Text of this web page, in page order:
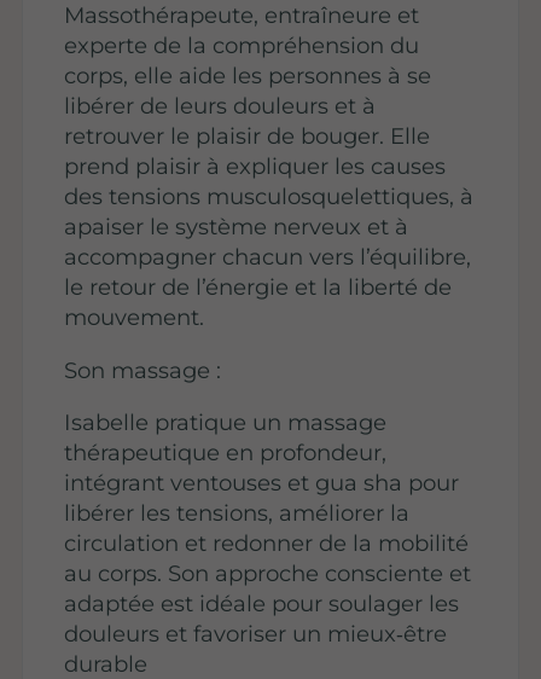
Massothérapeute, entraîneure et
experte de la compréhension du
corps, elle aide les personnes à se
libérer de leurs douleurs et à
retrouver le plaisir de bouger. Elle
prend plaisir à expliquer les causes
des tensions musculosquelettiques, à
apaiser le système nerveux et à
accompagner chacun vers l’équilibre,
le retour de l’énergie et la liberté de
mouvement.
Son massage :
Isabelle pratique un massage
thérapeutique en profondeur,
intégrant ventouses et gua sha pour
libérer les tensions, améliorer la
circulation et redonner de la mobilité
au corps. Son approche consciente et
adaptée est idéale pour soulager les
douleurs et favoriser un mieux‑être
durable